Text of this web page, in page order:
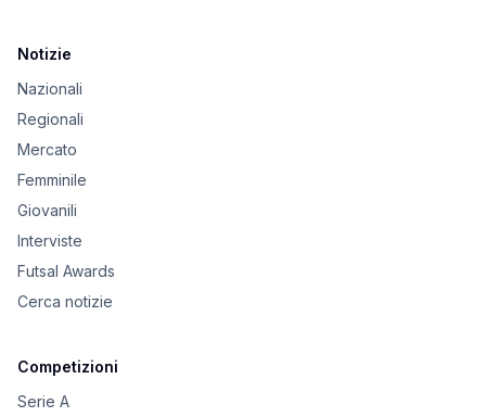
Notizie
Nazionali
Regionali
Mercato
Femminile
Giovanili
Interviste
Futsal Awards
Cerca notizie
Competizioni
Serie A